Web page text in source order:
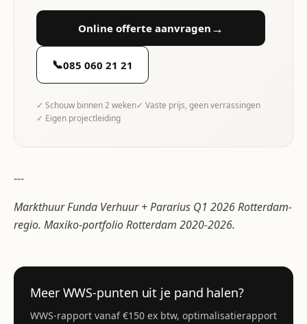
Online offerte aanvragen →
📞085 060 21 21
✓ Schouw binnen 2 weken✓ Vaste prijs, geen verrassingen
✓ Eigen projectleiding
---
Markthuur Funda Verhuur + Pararius Q1 2026 Rotterdam-
regio. Maxiko-portfolio Rotterdam 2020-2026.
Meer WWS-punten uit je pand halen?
WWS-rapport vanaf €150 ex btw, optimalisatierapport